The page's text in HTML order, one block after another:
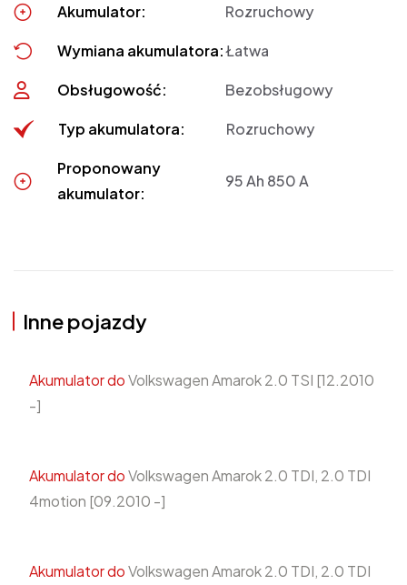
Akumulator: Rozruchowy
Wymiana akumulatora:Łatwa
Obsługowość: Bezobsługowy
Typ akumulatora: Rozruchowy
Proponowany
akumulator:
95 Ah 850 A
Inne pojazdy
Akumulator doVolkswagen Amarok 2.0 TSI [12.2010
-]
Akumulator doVolkswagen Amarok 2.0 TDI, 2.0 TDI
4motion [09.2010 -]
Akumulator doVolkswagen Amarok 2.0 TDI, 2.0 TDI